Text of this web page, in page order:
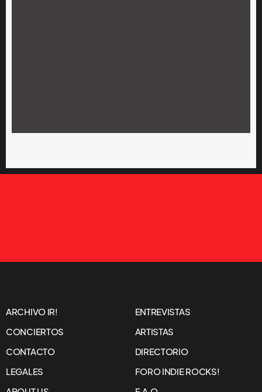
ARCHIVO IR!
ENTREVISTAS
CONCIERTOS
ARTISTAS
CONTACTO
DIRECTORIO
LEGALES
FORO INDIE ROCKS!